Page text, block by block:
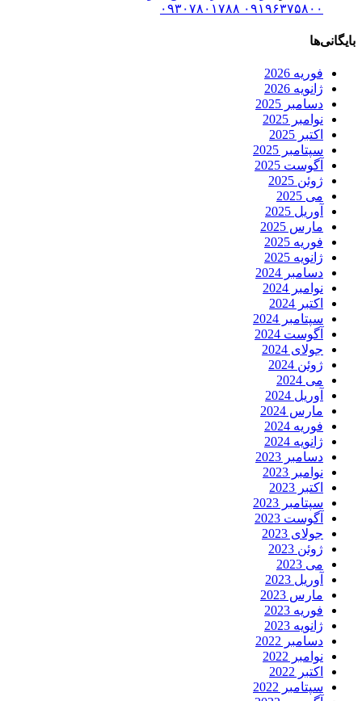
۰۹۱۹۶۳۷۵۸۰۰ ۰۹۳۰۷۸۰۱۷۸۸
بایگانی‌ها
فوریه 2026
ژانویه 2026
دسامبر 2025
نوامبر 2025
اکتبر 2025
سپتامبر 2025
آگوست 2025
ژوئن 2025
می 2025
آوریل 2025
مارس 2025
فوریه 2025
ژانویه 2025
دسامبر 2024
نوامبر 2024
اکتبر 2024
سپتامبر 2024
آگوست 2024
جولای 2024
ژوئن 2024
می 2024
آوریل 2024
مارس 2024
فوریه 2024
ژانویه 2024
دسامبر 2023
نوامبر 2023
اکتبر 2023
سپتامبر 2023
آگوست 2023
جولای 2023
ژوئن 2023
می 2023
آوریل 2023
مارس 2023
فوریه 2023
ژانویه 2023
دسامبر 2022
نوامبر 2022
اکتبر 2022
سپتامبر 2022